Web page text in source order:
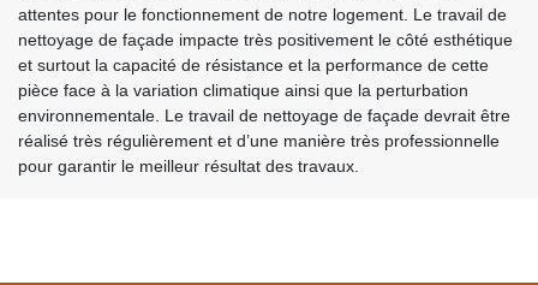
attentes pour le fonctionnement de notre logement. Le travail de
nettoyage de façade impacte très positivement le côté esthétique
et surtout la capacité de résistance et la performance de cette
pièce face à la variation climatique ainsi que la perturbation
environnementale. Le travail de nettoyage de façade devrait être
réalisé très régulièrement et d’une manière très professionnelle
pour garantir le meilleur résultat des travaux.